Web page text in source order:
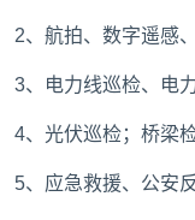
2、航拍、数字遥感
3、电力线巡检、电
4、光伏巡检；桥梁检
5、应急救援、公安